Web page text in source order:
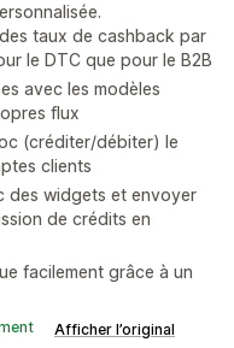
taux de cashback par
le DTC que pour le B2B
avec les modèles
flux
(créditer/débiter) le
clients
des widgets et envoyer
de crédits en
facilement grâce à un
Afficher l’original